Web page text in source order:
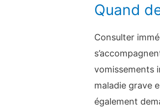
Quand
Consulter
vomissements
maladie grave
également